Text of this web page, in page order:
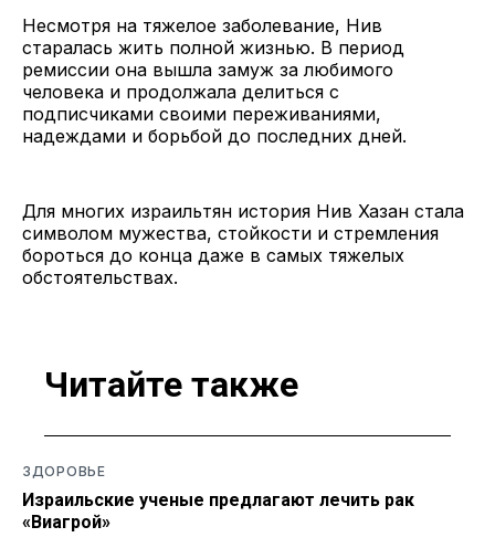
Несмотря на тяжелое заболевание, Нив
старалась жить полной жизнью. В период
ремиссии она вышла замуж за любимого
человека и продолжала делиться с
подписчиками своими переживаниями,
надеждами и борьбой до последних дней.
Для многих израильтян история Нив Хазан стала
символом мужества, стойкости и стремления
бороться до конца даже в самых тяжелых
обстоятельствах.
Читайте также
ЗДОРОВЬЕ
Израильские ученые предлагают лечить рак
«Виагрой»